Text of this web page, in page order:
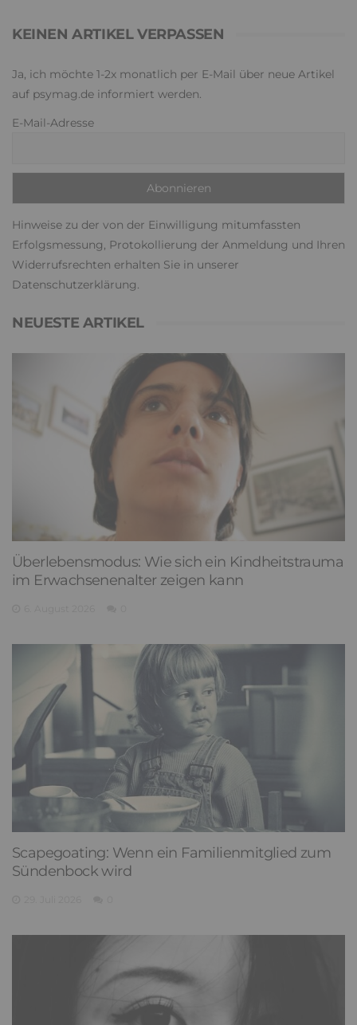
KEINEN ARTIKEL VERPASSEN
Ja, ich möchte 1-2x monatlich per E-Mail über neue Artikel
auf psymag.de informiert werden.
E-Mail-Adresse
Hinweise zu der von der Einwilligung mitumfassten
Erfolgsmessung, Protokollierung der Anmeldung und Ihren
Widerrufsrechten erhalten Sie in unserer
Datenschutzerklärung.
NEUESTE ARTIKEL
Überlebensmodus: Wie sich ein Kindheitstrauma
im Erwachsenenalter zeigen kann
Scapegoating: Wenn ein Familienmitglied zum
Sündenbock wird